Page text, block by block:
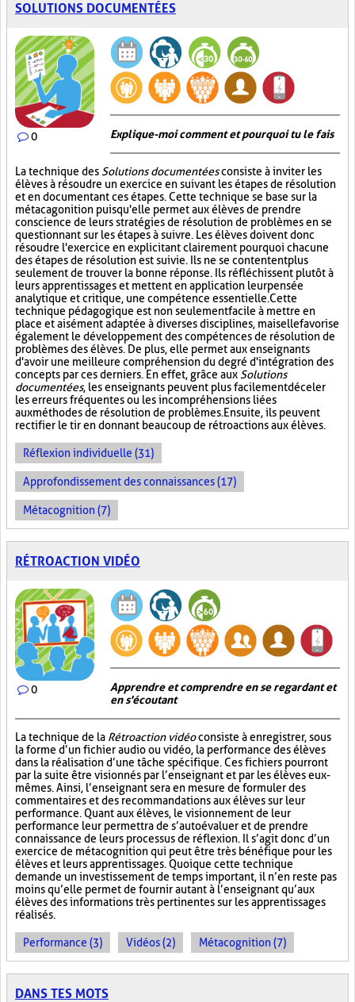
SOLUTIONS DOCUMENTÉES
0 Explique-moi comment et pourquoi tu le fais
La technique des Solutions documentéesconsiste à inviter les
élèves à résoudre un exercice en suivant les étapes de résolution
et en documentant ces étapes. Cette technique se base sur la
métacagonition puisqu'elle permet aux élèves de prendre
conscience de leurs stratégies de résolution de problèmes en se
questionnant sur les étapes à suivre. Les élèves doivent donc
résoudre l'exercice en explicitant clairement pourquoi chacune
des étapes de résolution est suivie. Ils ne se contentent plus
seulement de trouver la bonne réponse. Ils réfléchissent plutôt à
leurs apprentissages et mettent en application leur pensée
analytique et critique, une compétence essentielle. Cette
technique pédagogique est non seulement facile à mettre en
place et aisément adaptée à diverses disciplines, mais elle favorise
également le développement des compétences de résolution de
problèmes des élèves. De plus, elle permet aux enseignants
d'avoir une meilleure compréhension du degré d'intégration des
concepts par ces derniers. En effet, grâce aux Solutions
documentées, les enseignants peuvent plus facilement déceler
les erreurs fréquentes ou les incompréhensions liées
aux méthodes de résolution de problèmes. Ensuite, ils peuvent
rectifier le tir en donnant beaucoup de rétroactions aux élèves.
Réflexion individuelle (31)
Approfondissement des connaissances (17)
Métacognition (7)
RÉTROACTION VIDÉO
0
Apprendre et comprendre en se regardant et
en s'écoutant
La technique de la Rétroaction vidéoconsiste à enregistrer, sous
la forme d’un fichier audio ou vidéo, la performance des élèves
dans la réalisation d’une tâche spécifique. Ces fichiers pourront
par la suite être visionnés par l’enseignant et par les élèves eux-
mêmes. Ainsi, l’enseignant sera en mesure de formuler des
commentaires et des recommandations aux élèves sur leur
performance. Quant aux élèves, le visionnement de leur
performance leur permettra de s’autoévaluer et de prendre
connaissance de leurs processus de réflexion. Il s’agit donc d’un
exercice de métacognition qui peut être très bénéfique pour les
élèves et leurs apprentissages. Quoique cette technique
demande un investissement de temps important, il n’en reste pas
moins qu’elle permet de fournir autant à l’enseignant qu’aux
élèves des informations très pertinentes sur les apprentissages
réalisés.
Performance (3) Vidéos (2) Métacognition (7)
DANS TES MOTS